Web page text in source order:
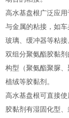
高水基盘根广泛应
与金属的粘接，如
玻璃、缓冲器等粘接
双组分聚氨酯胶黏
构型（聚氨酯聚脲
植绒等胶黏剂。
高水基盘根可直接
胶黏剂有湿固化型